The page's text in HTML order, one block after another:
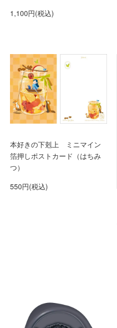
1,100円(税込)
本好きの下剋上 ミニマイン
箔押しポストカード（はちみ
つ）
550円(税込)